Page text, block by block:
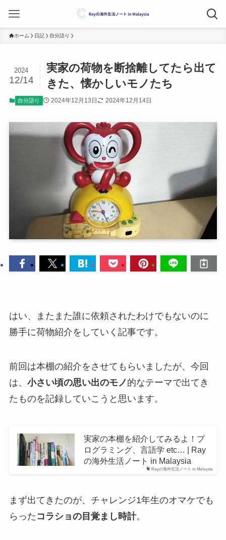
ホーム 日記 自分語り
実家の荷物を断捨離してたら出て
きた、懐かしいモノたち
2024
12/14
自分語り 2024年12月13日 2024年12月14日
はい、またまた誰に依頼されたわけでもないのに
勝手に荷物紹介をしていく記事です。
前回は本棚の紹介をさせてもらいましたが、今回
は、 小さい頃の思い出のモノ 的なテーマで出てき
たものを記録していこうと思います。
Rayの海外生活ノート in Malaysia
実家の本棚を紹介してみるよ！プ
ログラミング、言語学 etc… | Ray
の海外生活ノート in Malaysia
まず出てきたのが、チャレンジ1年生のオマケでも
らった コラショの目覚まし時計。